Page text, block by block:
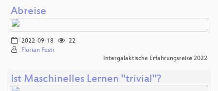
Abreise
2022-09-18
22
Florian Festi
Intergalaktische Erfahrungsreise 2022
Ist Maschinelles Lernen "trivial"?